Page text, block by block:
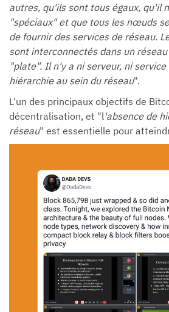
autres, qu'ils sont tous égaux, qu'il
"spéciaux" et que tous les nœuds
de fournir des services de réseau.
sont interconnectés dans un
"plate". Il n'y a ni serveur, ni
hiérarchie au sein du réseau".
L'un des principaux objectifs de
décentralisation, et "l 'absence de
réseau" est essentielle pour